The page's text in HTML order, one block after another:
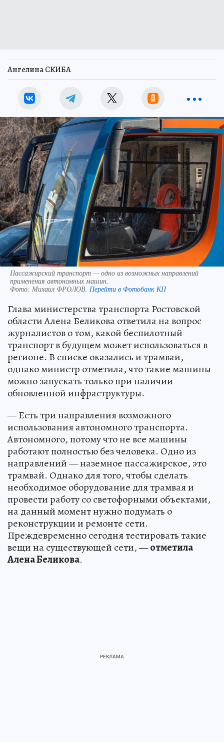
Ангелина СКИБА
Пассажирский транспорт — одно из возможных направлений
применения автономных машин.
Фото: Михаил ФРОЛОВ. Перейти в Фотобанк КП
Глава министерства транспорта Ростовской
области Алена Беликова ответила на вопрос
журналистов о том, какой беспилотный
транспорт в будущем может использоваться в
регионе. В списке оказались и трамваи,
однако министр отметила, что такие машины
можно запускать только при наличии
обновленной инфраструктуры.
— Есть три направления возможного
использования автономного транспорта.
Автономного, потому что не все машины
работают полностью без человека. Одно из
направлений — наземное пассажирское, это
трамвай. Однако для того, чтобы сделать
необходимое оборудование для трамвая и
провести работу со светофорными объектами,
на данный момент нужно подумать о
реконструкции и ремонте сети.
Преждевременно сегодня тестировать такие
вещи на существующей сети, —отметила
Алена Беликова.